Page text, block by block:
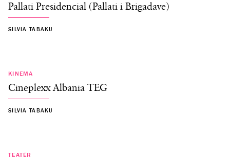
Pallati Presidencial (Pallati i Brigadave)
SILVIA TABAKU
KINEMA
Cineplexx Albania TEG
SILVIA TABAKU
TEATËR